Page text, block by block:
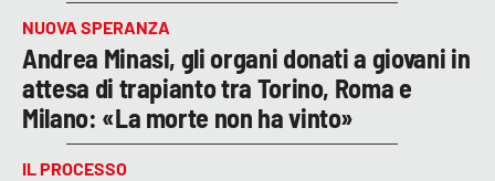
NUOVA SPERANZA
Andrea Minasi, gli organi donati a giovani in
attesa di trapianto tra Torino, Roma e
Milano: «La morte non ha vinto»
IL PROCESSO